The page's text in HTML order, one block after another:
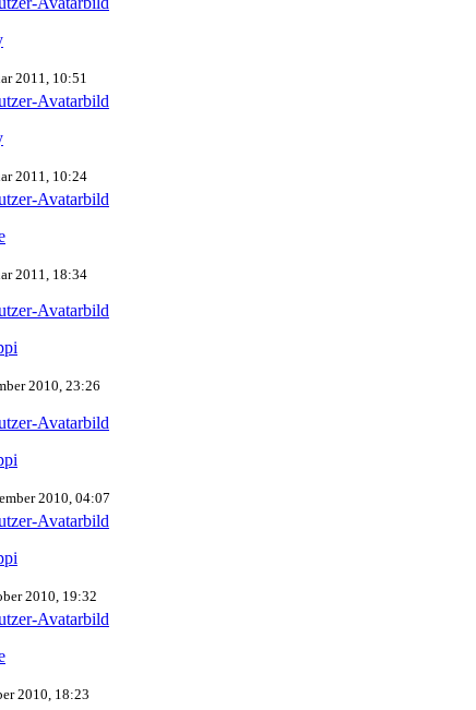
2011, 10:51
2011, 10:24
2011, 18:34
2010, 23:26
2010, 04:07
2010, 19:32
2010, 18:23